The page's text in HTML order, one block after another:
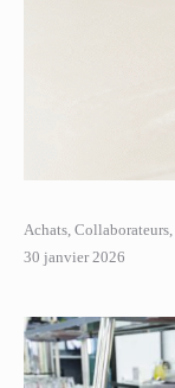
Achats Collaborateurs
30 janvier 2026